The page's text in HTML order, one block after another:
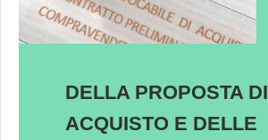
DELLA PROPOSTA DI
ACQUISTO E DELLE